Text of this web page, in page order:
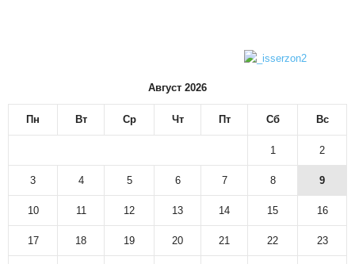
Август 2026
Пн Вт Ср Чт Пт Сб Вс
1 2
3 4 5 6 7 8 9
10 11 12 13 14 15 16
17 18 19 20 21 22 23